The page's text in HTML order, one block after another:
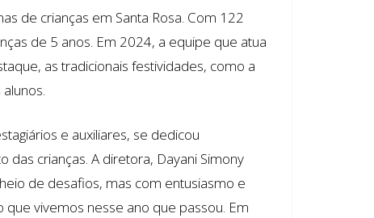
de crianças em Santa Rosa. Com 122
de 5 anos. Em 2024, a equipe que atua
as tradicionais festividades, como a
e auxiliares, se dedicou
crianças. A diretora, Dayani Simony
de desafios, mas com entusiasmo e
vivemos nesse ano que passou. Em